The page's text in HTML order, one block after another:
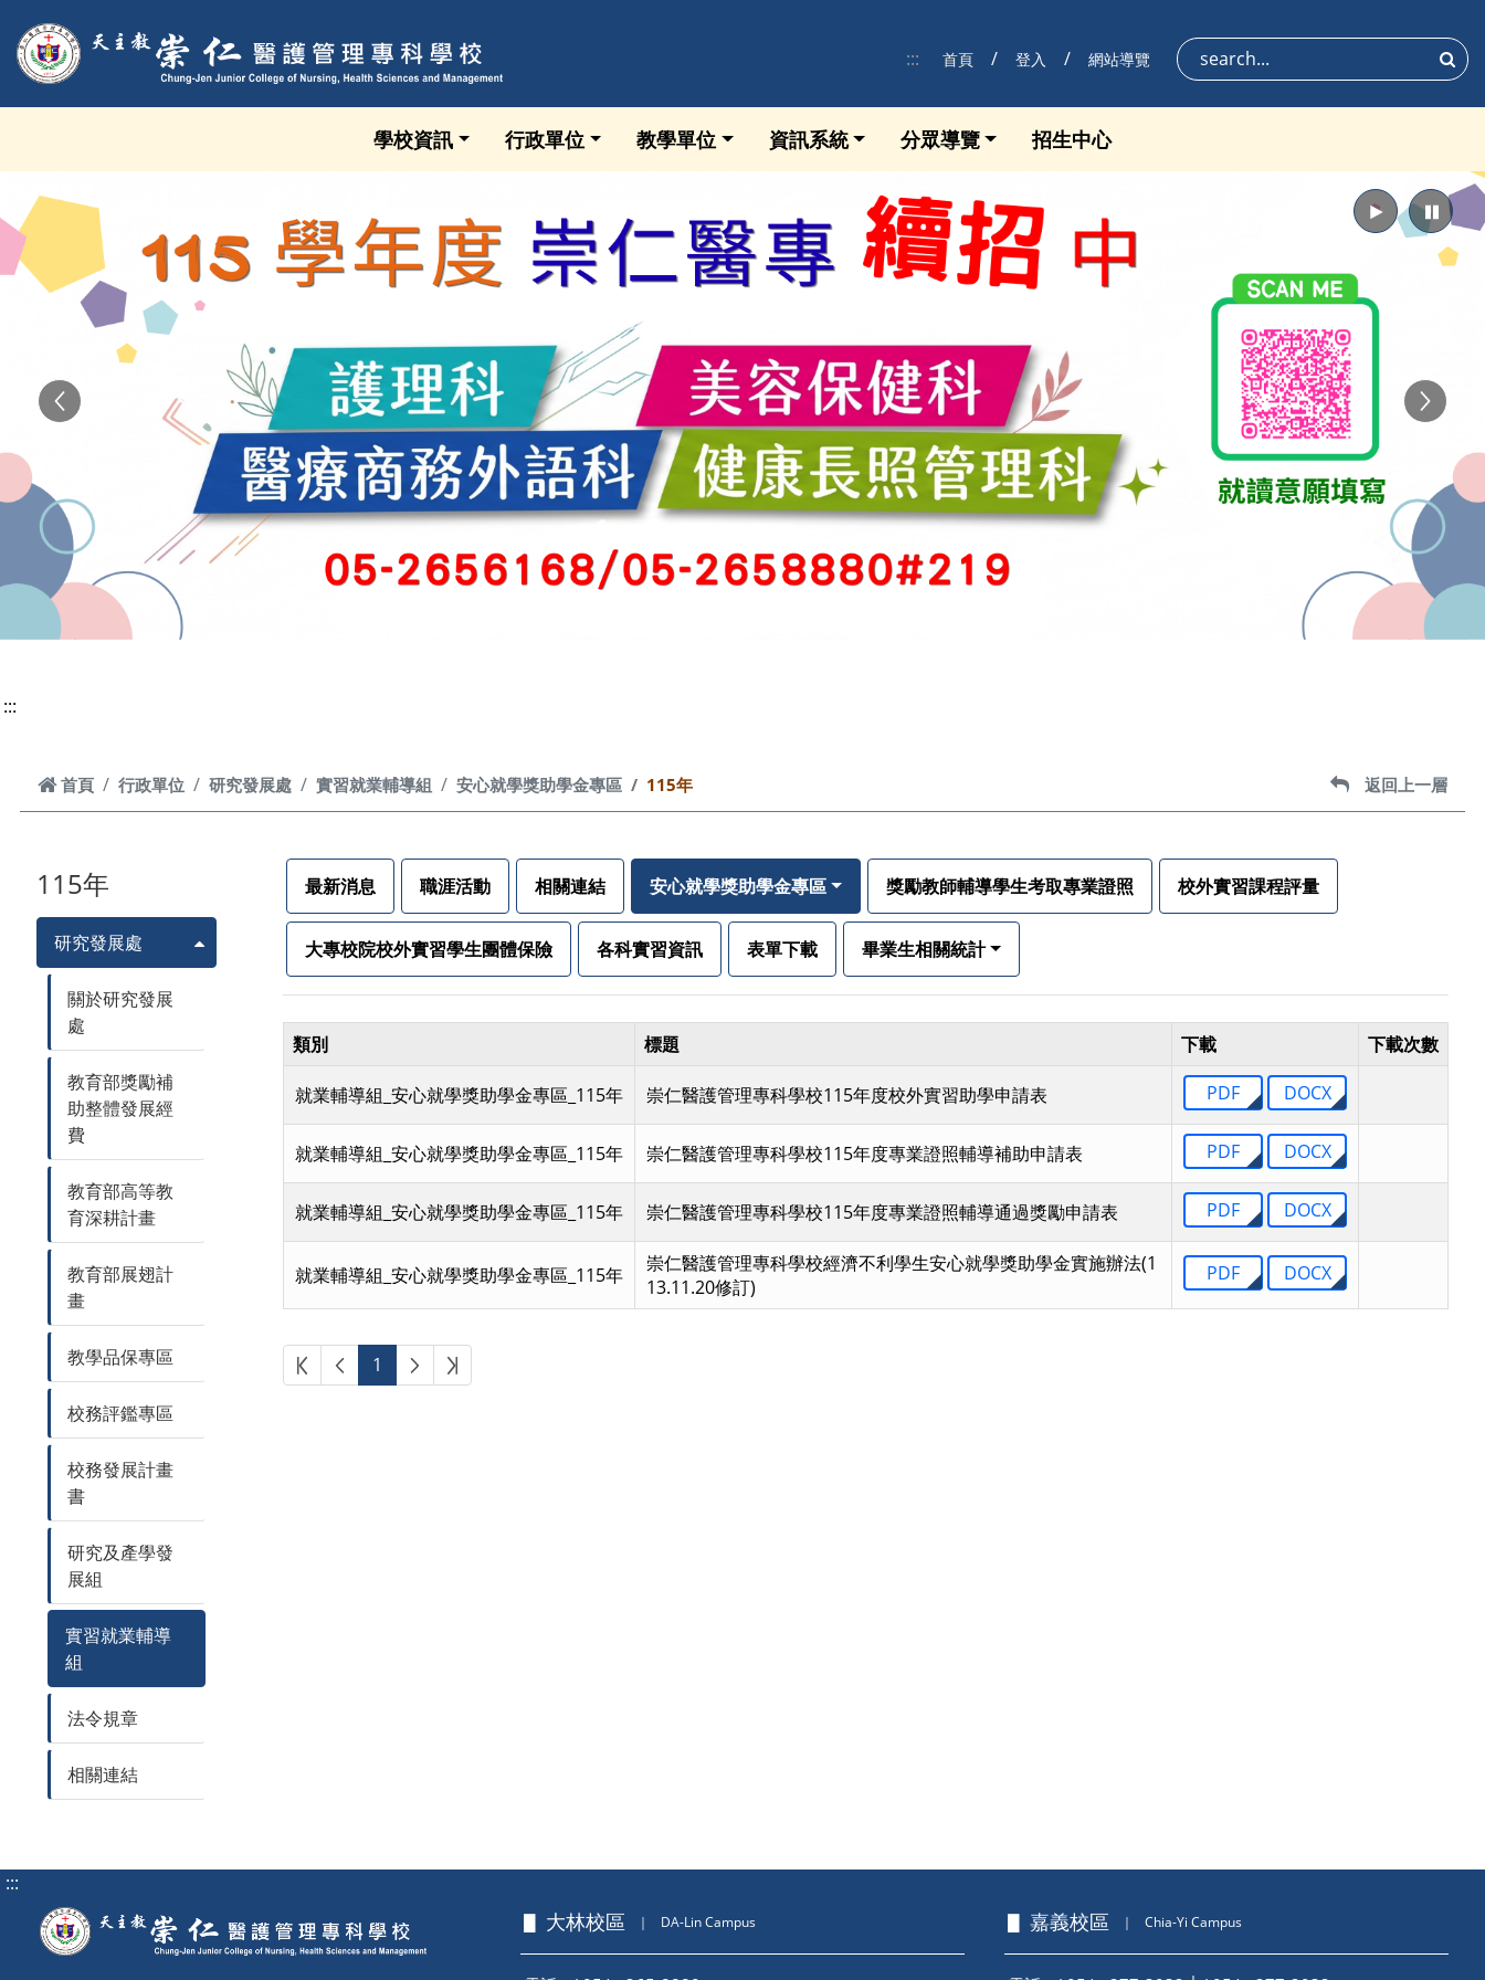
:::
首頁 登入 網站導覽 搜尋
學校資訊 行政單位 教學單位 資訊系統 分眾導覽 招生中心
Previous Next
暫停
:::
首頁
首頁 行政單位 研究發展處 實習就業輔導組 安心就學獎助學金專區 115年 返回上一層
返回上一層
115年
研究發展處
關於研究發展
處
教育部獎勵補
助整體發展經
費
教育部高等教
育深耕計畫
教育部展翅計
畫
教學品保專區
校務評鑑專區
校務發展計畫
書
研究及產學發
展組
實習就業輔導
組
法令規章
相關連結
最新消息 職涯活動 相關連結 安心就學獎助學金專區 獎勵教師輔導學生考取專業證照 校外實習課程評量
大專校院校外實習學生團體保險 各科實習資訊 表單下載 畢業生相關統計
類別 標題 下載 下載次數
就業輔導組_安心就學獎助學金專區_115年 崇仁醫護管理專科學校115年度校外實習助學申請表 PDF DOCX
就業輔導組_安心就學獎助學金專區_115年 崇仁醫護管理專科學校115年度專業證照輔導補助申請表 PDF DOCX
就業輔導組_安心就學獎助學金專區_115年 崇仁醫護管理專科學校115年度專業證照輔導通過獎勵申請表 PDF DOCX
就業輔導組_安心就學獎助學金專區_115年
崇仁醫護管理專科學校經濟不利學生安心就學獎助學金實施辦法(1
13.11.20修訂)
PDF DOCX
第一頁上一頁
1 下一頁最後頁
:::
▋ 大林校區 ｜ DA-Lin Campus ▋ 嘉義校區 ｜ Chia-Yi Campus